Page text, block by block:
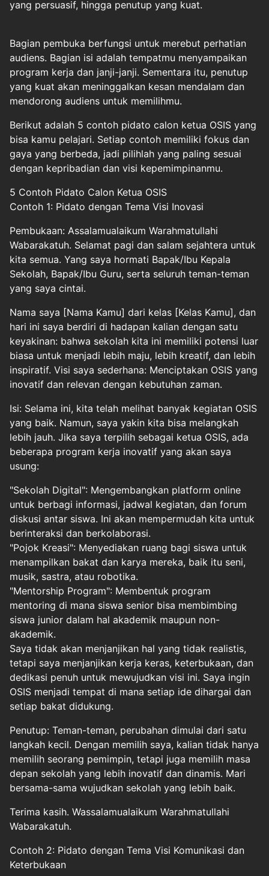
yang persuasif, hingga penutup yang kuat.
Bagian pembuka berfungsi untuk merebut perhatian
audiens. Bagian isi adalah tempatmu menyampaikan
program kerja dan janji-janji. Sementara itu, penutup
yang kuat akan meninggalkan kesan mendalam dan
mendorong audiens untuk memilihmu.
Berikut adalah 5 contoh pidato calon ketua OSIS yang
bisa kamu pelajari. Setiap contoh memiliki fokus dan
gaya yang berbeda, jadi pilihlah yang paling sesuai
dengan kepribadian dan visi kepemimpinanmu.
5 Contoh Pidato Calon Ketua OSIS
Contoh 1: Pidato dengan Tema Visi Inovasi
Pembukaan: Assalamualaikum Warahmatullahi
Wabarakatuh. Selamat pagi dan salam sejahtera untuk
kita semua. Yang saya hormati Bapak/Ibu Kepala
Sekolah, Bapak/Ibu Guru, serta seluruh teman-teman
yang saya cintai.
Nama saya [Nama Kamu] dari kelas [Kelas Kamu], dan
hari ini saya berdiri di hadapan kalian dengan satu
keyakinan: bahwa sekolah kita ini memiliki potensi luar
biasa untuk menjadi lebih maju, lebih kreatif, dan lebih
inspiratif. Visi saya sederhana: Menciptakan OSIS yang
inovatif dan relevan dengan kebutuhan zaman.
Isi: Selama ini, kita telah melihat banyak kegiatan OSIS
yang baik. Namun, saya yakin kita bisa melangkah
lebih jauh. Jika saya terpilih sebagai ketua OSIS, ada
beberapa program kerja inovatif yang akan saya
usung:
"Sekolah Digital": Mengembangkan platform online
untuk berbagi informasi, jadwal kegiatan, dan forum
diskusi antar siswa. Ini akan mempermudah kita untuk
berinteraksi dan berkolaborasi.
"Pojok Kreasi": Menyediakan ruang bagi siswa untuk
menampilkan bakat dan karya mereka, baik itu seni,
musik, sastra, atau robotika.
"Mentorship Program": Membentuk program
mentoring di mana siswa senior bisa membimbing
siswa junior dalam hal akademik maupun non-
akademik.
Saya tidak akan menjanjikan hal yang tidak realistis,
tetapi saya menjanjikan kerja keras, keterbukaan, dan
dedikasi penuh untuk mewujudkan visi ini. Saya ingin
OSIS menjadi tempat di mana setiap ide dihargai dan
setiap bakat didukung.
Penutup: Teman-teman, perubahan dimulai dari satu
langkah kecil. Dengan memilih saya, kalian tidak hanya
memilih seorang pemimpin, tetapi juga memilih masa
depan sekolah yang lebih inovatif dan dinamis. Mari
bersama-sama wujudkan sekolah yang lebih baik.
Terima kasih. Wassalamualaikum Warahmatullahi
Wabarakatuh.
Contoh 2: Pidato dengan Tema Visi Komunikasi dan
Keterbukaan